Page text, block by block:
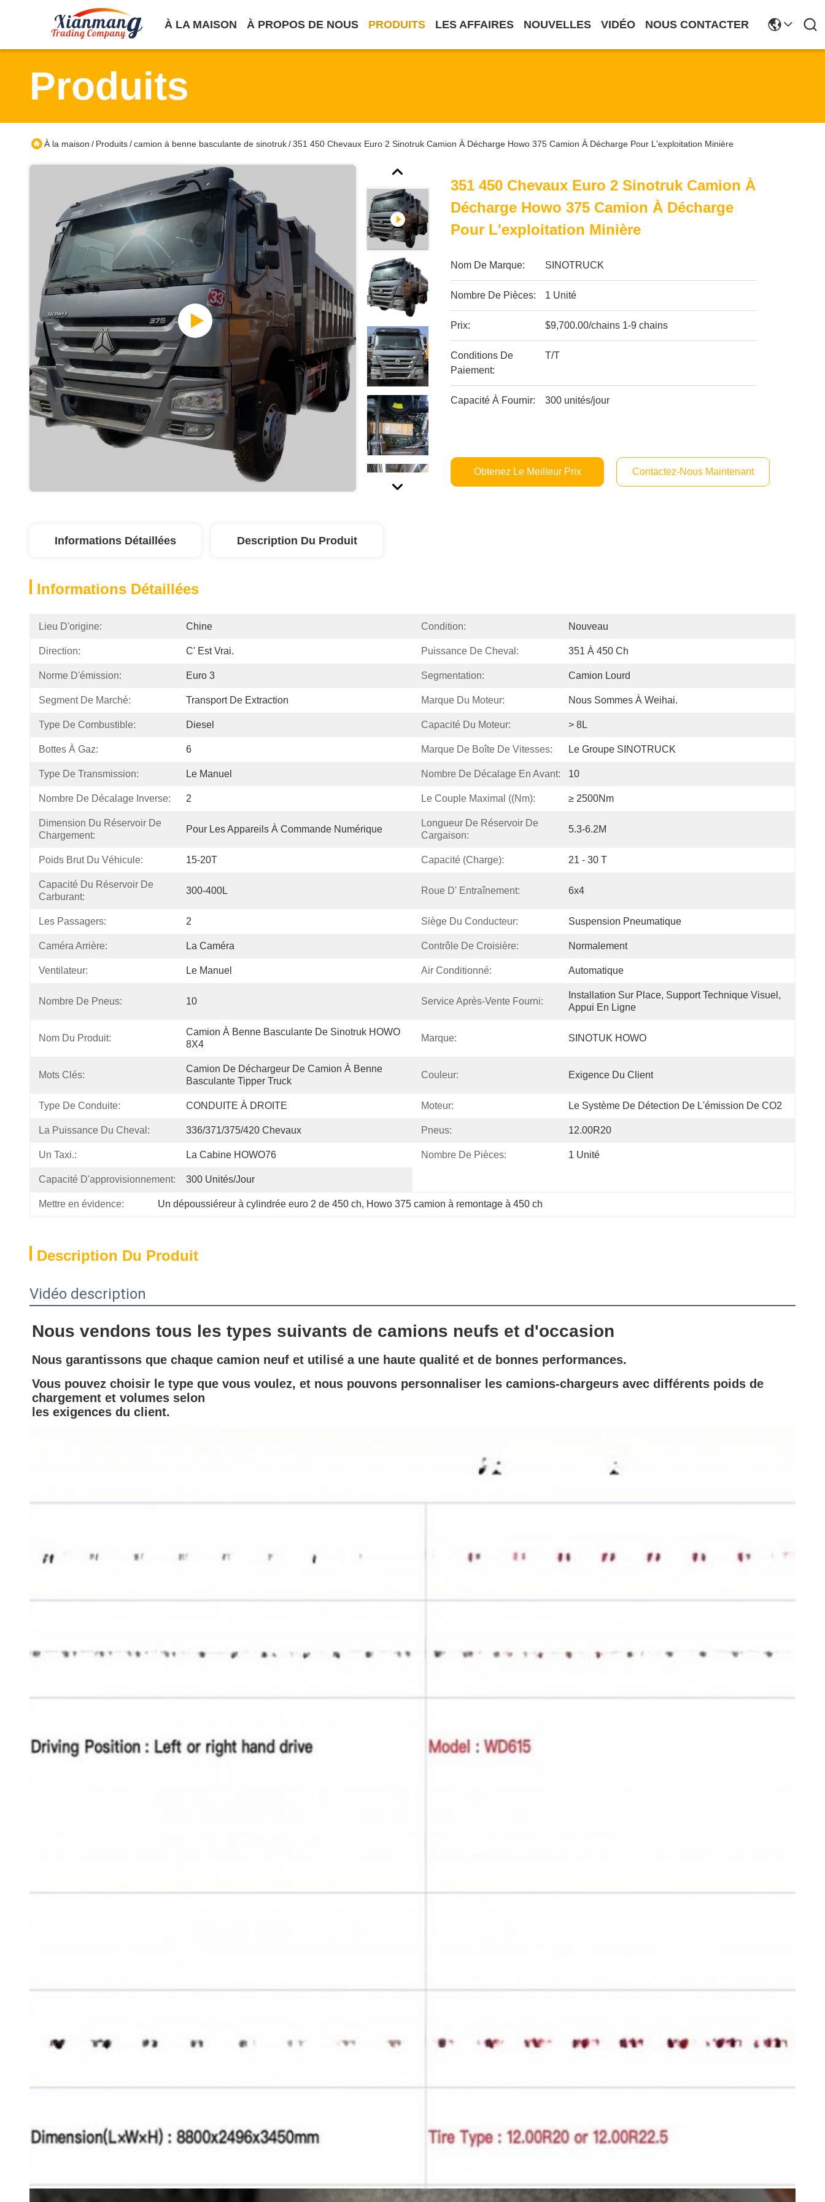
À LA MAISON À PROPOS DE NOUS PRODUITS LES AFFAIRES NOUVELLES VIDÉO NOUS CONTACTER
Produits
À la maison / Produits/camion à benne basculante de sinotruk/351 450 Chevaux Euro 2 Sinotruk Camion À Décharge Howo 375 Camion À Décharge Pour L'exploitation Minière
351 450 Chevaux Euro 2 Sinotruk Camion À
Décharge Howo 375 Camion À Décharge
Pour L'exploitation Minière
Nom De Marque: SINOTRUCK
Nombre De Pièces: 1 Unité
Prix: $9,700.00/chains 1-9 chains
Conditions De
Paiement:
T/T
Capacité À Fournir: 300 unités/jour
Obtenez Le Meilleur Prix Contactez-Nous Maintenant
Informations Détaillées Description Du Produit
Informations Détaillées
Lieu D'origine: Chine Condition: Nouveau
Direction: C' Est Vrai. Puissance De Cheval: 351 À 450 Ch
Norme D'émission: Euro 3 Segmentation: Camion Lourd
Segment De Marché: Transport De Extraction Marque Du Moteur: Nous Sommes À Weihai.
Type De Combustible: Diesel Capacité Du Moteur: > 8L
Bottes À Gaz: 6 Marque De Boîte De Vitesses: Le Groupe SINOTRUCK
Type De Transmission: Le Manuel Nombre De Décalage En Avant: 10
Nombre De Décalage Inverse: 2 Le Couple Maximal ((Nm): ≥ 2500Nm
Dimension Du Réservoir De
Chargement:
Pour Les Appareils À Commande Numérique
Longueur De Réservoir De
Cargaison:
5.3-6.2M
Poids Brut Du Véhicule: 15-20T Capacité (charge): 21 - 30 T
Capacité Du Réservoir De
Carburant:
300-400L Roue D' Entraînement: 6x4
Les Passagers: 2 Siège Du Conducteur: Suspension Pneumatique
Caméra Arrière: La Caméra Contrôle De Croisière: Normalement
Ventilateur: Le Manuel Air Conditionné: Automatique
Nombre De Pneus: 10 Service Après-Vente Fourni:
Installation Sur Place, Support Technique Visuel,
Appui En Ligne
Nom Du Produit:
Camion À Benne Basculante De Sinotruk HOWO
8X4
Marque: SINOTUK HOWO
Mots Clés:
Camion De Déchargeur De Camion À Benne
Basculante Tipper Truck
Couleur: Exigence Du Client
Type De Conduite: CONDUITE À DROITE Moteur: Le Système De Détection De L'émission De CO2
La Puissance Du Cheval: 336/371/375/420 Chevaux Pneus: 12.00R20
Un Taxi.: La Cabine HOWO76 Nombre De Pièces: 1 Unité
Capacité D'approvisionnement: 300 Unités/jour
Mettre en évidence: Un dépoussiéreur à cylindrée euro 2 de 450 ch, Howo 375 camion à remontage à 450 ch
Description Du Produit
Vidéo description
Nous vendons tous les types suivants de camions neufs et d'occasion
Nous garantissons que chaque camion neuf et utilisé a une haute qualité et de bonnes performances.
Vous pouvez choisir le type que vous voulez, et nous pouvons personnaliser les camions-chargeurs avec différents poids de
chargement et volumes selon
les exigences du client.